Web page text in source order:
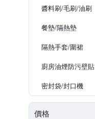
醬料刷/毛刷/油刷
餐墊/隔熱墊
隔熱手套/圍裙
廚房油煙防污壁貼
密封袋/封口機
價格